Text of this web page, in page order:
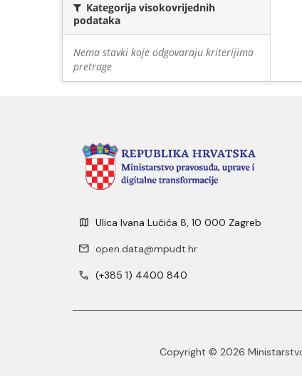
Kategorija visokovrijednih
podataka
Nema stavki koje odgovaraju kriterijima
pretrage